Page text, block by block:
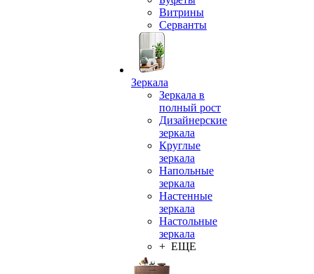
Витрины
Серванты
Зеркала
Зеркала в
полный рост
Дизайнерские
зеркала
Круглые
зеркала
Напольные
зеркала
Настенные
зеркала
Настольные
зеркала
+ ЕЩЕ